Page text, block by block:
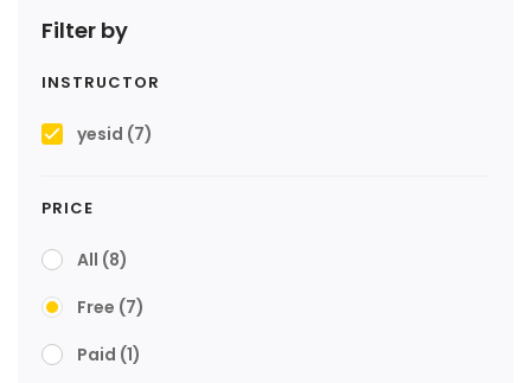
Filter by
INSTRUCTOR
yesid (7)
PRICE
All (8)
Free (7)
Paid (1)